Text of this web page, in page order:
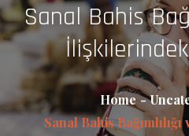
Sanal Bahis
Home
Sanal Bahis